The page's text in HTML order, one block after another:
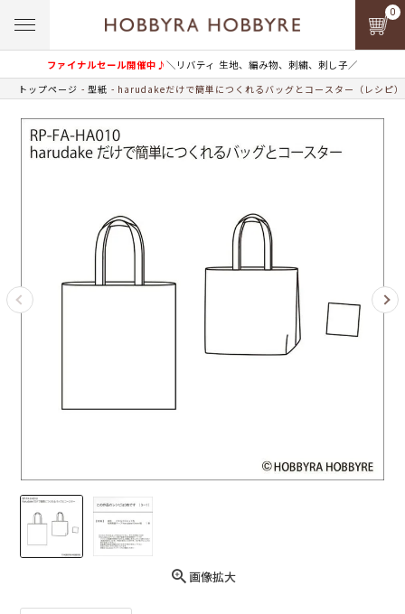
ファイナルセール開催中♪＼リバティ 生地、編み物、刺繍、刺し子／
0
トップページ 型紙 harudakeだけで簡単につくれるバッグとコースター（レシピ）
画像拡大